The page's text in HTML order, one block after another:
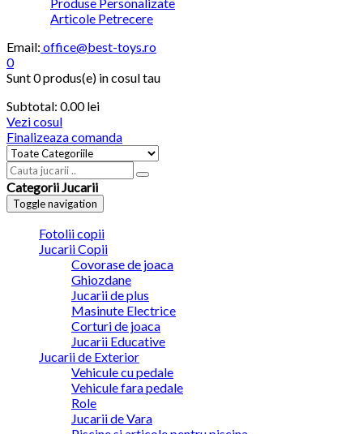
Produse Personalizate
Articole Petrecere
Email: office@best-toys.ro
0
Sunt0 produs(e) in cosul tau
Subtotal: 0.00lei
Vezi cosul
Finalizeaza comanda
Categorii Jucarii
Toggle navigation
Fotolii copii
Jucarii Copii
Covorase de joaca
Ghiozdane
Jucarii de plus
Masinute Electrice
Corturi de joaca
Jucarii Educative
Jucarii de Exterior
Vehicule cu pedale
Vehicule fara pedale
Role
Jucarii de Vara